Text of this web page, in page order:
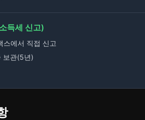
득세 신고)
에서 직접 신고
보관(5년)